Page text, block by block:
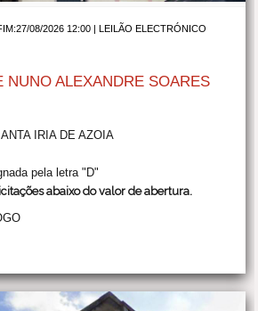
08/2026 12:00 |LEILÃO ELECTRÓNICO
NUNO ALEXANDRE SOARES
IRIA DE AZOIA
pela letra "D"
abaixo do valor de abertura.